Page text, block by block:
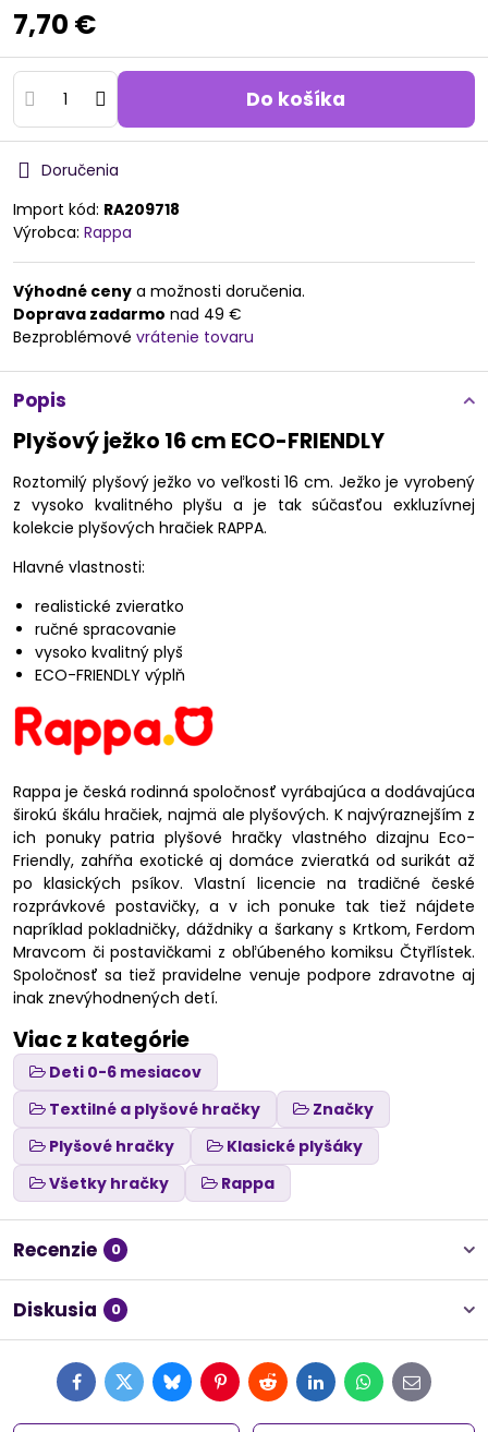
7,70 €
Do košíka
Doručenia
Import kód: RA209718
Výrobca: Rappa
Výhodné ceny a možnosti doručenia.
Doprava zadarmo nad 49 €
Bezproblémové vrátenie tovaru
Popis
Plyšový ježko 16 cm ECO-FRIENDLY
Roztomilý plyšový ježko vo veľkosti 16 cm. Ježko je vyrobený
z vysoko kvalitného plyšu a je tak súčasťou exkluzívnej
kolekcie plyšových hračiek RAPPA.
Hlavné vlastnosti:
realistické zvieratko
ručné spracovanie
vysoko kvalitný plyš
ECO-FRIENDLY výplň
Rappa je česká rodinná spoločnosť vyrábajúca a dodávajúca
širokú škálu hračiek, najmä ale plyšových. K najvýraznejším z
ich ponuky patria plyšové hračky vlastného dizajnu Eco-
Friendly, zahŕňa exotické aj domáce zvieratká od surikát až
po klasických psíkov. Vlastní licencie na tradičné české
rozprávkové postavičky, a v ich ponuke tak tiež nájdete
napríklad pokladničky, dáždniky a šarkany s Krtkom, Ferdom
Mravcom či postavičkami z obľúbeného komiksu Čtyřlístek.
Spoločnosť sa tiež pravidelne venuje podpore zdravotne aj
inak znevýhodnených detí.
Viac z kategórie
Deti 0-6 mesiacov
Textilné a plyšové hračky
Značky
Plyšové hračky
Klasické plyšáky
Všetky hračky
Rappa
Recenzie 0
Diskusia 0
FacebookTwitterBlueskyPinterestRedditLinkedInWhatsApp
E-
mail